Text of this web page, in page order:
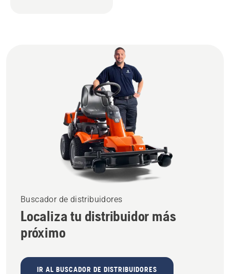
Buscador de distribuidores
Localiza tu distribuidor más
próximo
IR AL BUSCADOR DE DISTRIBUIDORES